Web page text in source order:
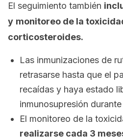
El seguimiento también
y monitoreo de la
corticosteroides.
Las inmunizaciones de
retrasarse hasta que el
recaídas y haya estado
inmunosupresión
El monitoreo de la
realizarse cada 3